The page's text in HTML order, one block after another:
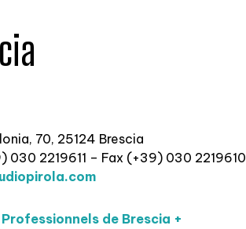
70, 25124 Brescia
030 2219611 – Fax (+39) 030 2219610
Professionnels de Brescia +